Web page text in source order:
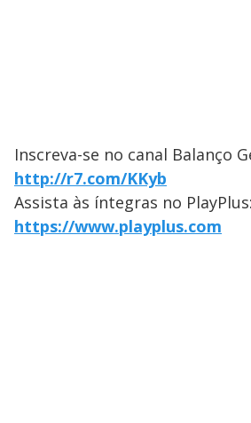
Inscreva-se no canal Balanço
http://r7.com/KKyb
Assista às íntegras no PlayPlus:
https://www.playplus.com